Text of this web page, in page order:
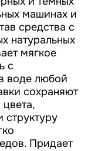
машинах и
средства с
натуральных
мягкое
с
воде любой
сохраняют
структуру
Придает